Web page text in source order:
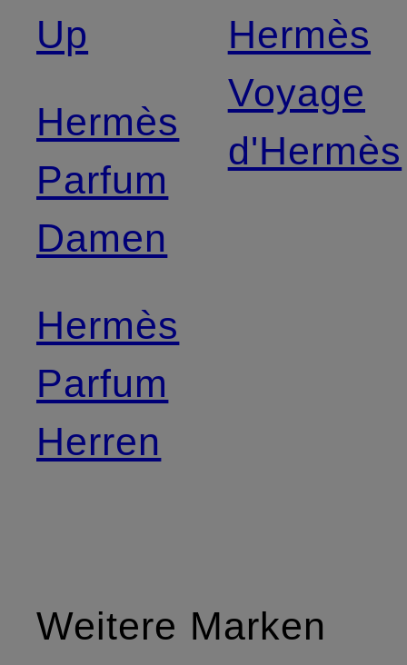
Up
Hermès
Parfum
Damen
Hermès
Parfum
Herren
Hermès
Voyage
d'Hermès
Weitere Marken